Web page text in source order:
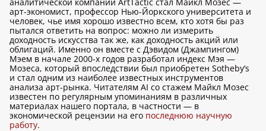
арт-экономист, профессор Нью-Йоркского университета и
человек, чье имя хорошо известно всем, кто хотя бы раз
пытался ответить на вопрос: можно ли измерить
доходность искусства так же, как доходность акций или
облигаций. Именно он вместе с Дэвидом (Джампингом)
Мэем в начале 2000-х годов разработал индекс Мэя —
Мозеса, который впоследствии был приобретен Sotheby’s
и стал одним из наиболее известных инструментов
анализа арт-рынка. Читателям AI со стажем Майкл Мозес
известен по регулярным упоминаниям в различных
материалах нашего портала, в частности — в
экономической рецензии на его последнюю научную
работу.